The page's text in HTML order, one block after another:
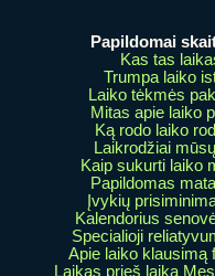
Papildomai
Kas tas
Trumpa laiko
Laiko tėkmės
Mitas apie laiko
Ką rodo laiko
Laikrodžiai
Kaip sukurti laiko
Papildomas
Įvykių
Kalendorius
Specialioji
Apie laiko klausimą
Laikas prieš laiką